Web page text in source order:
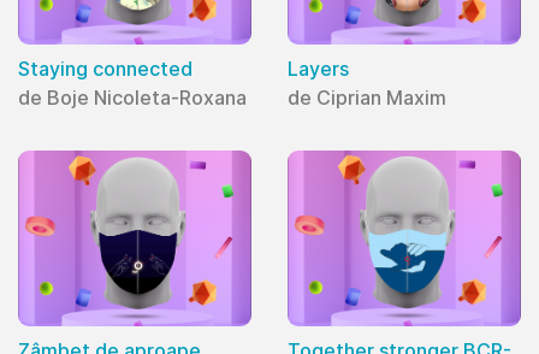
Staying connected
de Boje Nicoleta-Roxana
Layers
de Ciprian Maxim